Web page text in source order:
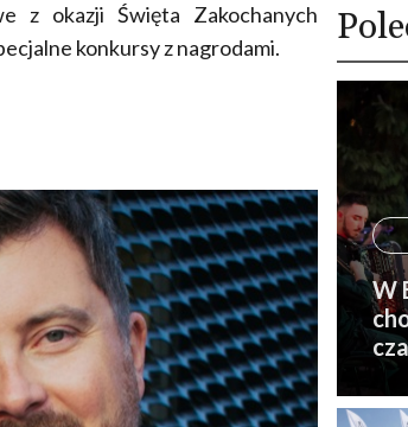
z okazji Święta Zakochanych
konkursy z nagrodami.
W